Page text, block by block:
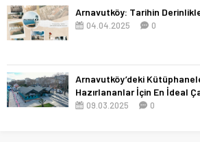
Arnavutköy: Tarihin
04.04.2025 0
Arnavutköy’deki
Hazırlananlar İçin En İdeal
09.03.2025 0